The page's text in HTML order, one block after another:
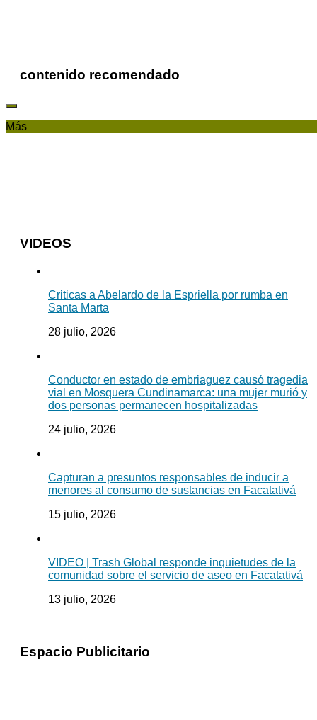
contenido recomendado
Más
VIDEOS
Criticas a Abelardo de la Espriella por rumba en
Santa Marta
28 julio, 2026
Conductor en estado de embriaguez causó tragedia
vial en Mosquera Cundinamarca: una mujer murió y
dos personas permanecen hospitalizadas
24 julio, 2026
Capturan a presuntos responsables de inducir a
menores al consumo de sustancias en Facatativá
15 julio, 2026
VIDEO | Trash Global responde inquietudes de la
comunidad sobre el servicio de aseo en Facatativá
13 julio, 2026
Espacio Publicitario